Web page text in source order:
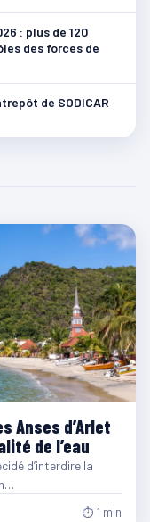
: plus de 120
des forces de
de SODICAR
Anses d’Arlet
de l’eau
d’interdire la
⏱ 1 min